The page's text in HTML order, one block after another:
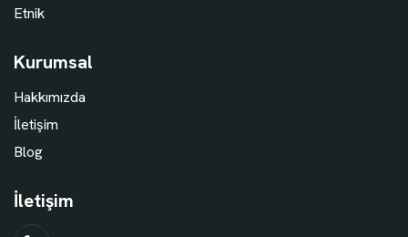
Etnik
Kurumsal
Hakkımızda
İletişim
Blog
İletişim